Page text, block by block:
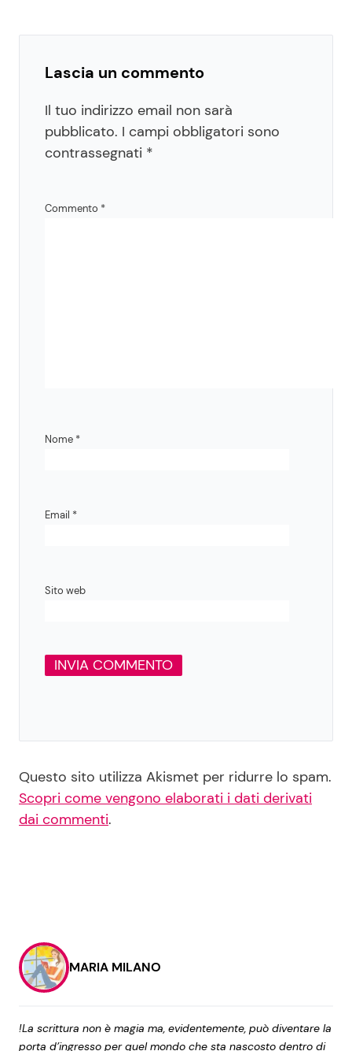
Lascia un commento
Il tuo indirizzo email non sarà
pubblicato. I campi obbligatori sono
contrassegnati *
Commento *
Nome *
Email *
Sito web
Questo sito utilizza Akismet per ridurre lo spam.
Scopri come vengono elaborati i dati derivati
dai commenti.
MARIA MILANO
!La scrittura non è magia ma, evidentemente, può diventare la
porta d’ingresso per quel mondo che sta nascosto dentro di